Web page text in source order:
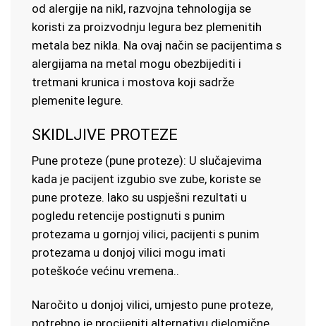
od alergije na nikl, razvojna tehnologija se
koristi za proizvodnju legura bez plemenitih
metala bez nikla. Na ovaj način se pacijentima s
alergijama na metal mogu obezbijediti i
tretmani krunica i mostova koji sadrže
plemenite legure.
SKIDLJIVE PROTEZE
Pune proteze (pune proteze): U slučajevima
kada je pacijent izgubio sve zube, koriste se
pune proteze. Iako su uspješni rezultati u
pogledu retencije postignuti s punim
protezama u gornjoj vilici, pacijenti s punim
protezama u donjoj vilici mogu imati
poteškoće većinu vremena..
Naročito u donjoj vilici, umjesto pune proteze,